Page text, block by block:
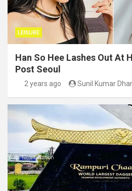
LEISURE
Han So Hee Lashes Out At
Post Seoul
2 years ago Sunil Kumar